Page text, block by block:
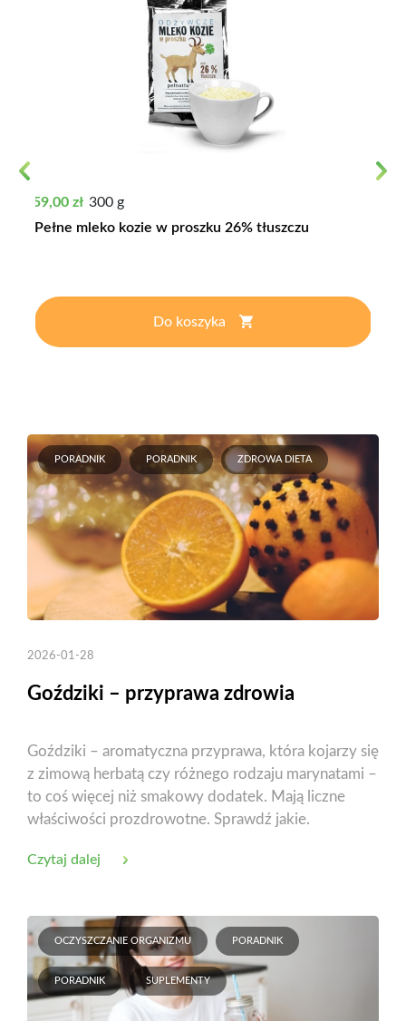
Cena
59,00 zł 300 g
Pełne mleko kozie w proszku 26% tłuszczu
Do koszyka
PORADNIK PORADNIK ZDROWA DIETA
2026-01-28
Goździki – przyprawa zdrowia
Goździki – aromatyczna przyprawa, która kojarzy się
z zimową herbatą czy różnego rodzaju marynatami –
to coś więcej niż smakowy dodatek. Mają liczne
właściwości prozdrowotne. Sprawdź jakie.
Czytaj dalej
OCZYSZCZANIE ORGANIZMU PORADNIK
PORADNIK SUPLEMENTY